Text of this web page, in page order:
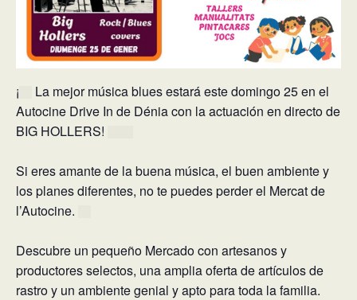
¡
La mejor música blues estará este domingo 25 en el
Autocine Drive In de Dénia con la actuación en directo de
BIG HOLLERS!
Si eres amante de la buena música, el buen ambiente y
los planes diferentes, no te puedes perder el Mercat de
l’Autocine.
Descubre un pequeño Mercado con artesanos y
productores selectos, una amplia oferta de artículos de
rastro y un ambiente genial y apto para toda la familia.